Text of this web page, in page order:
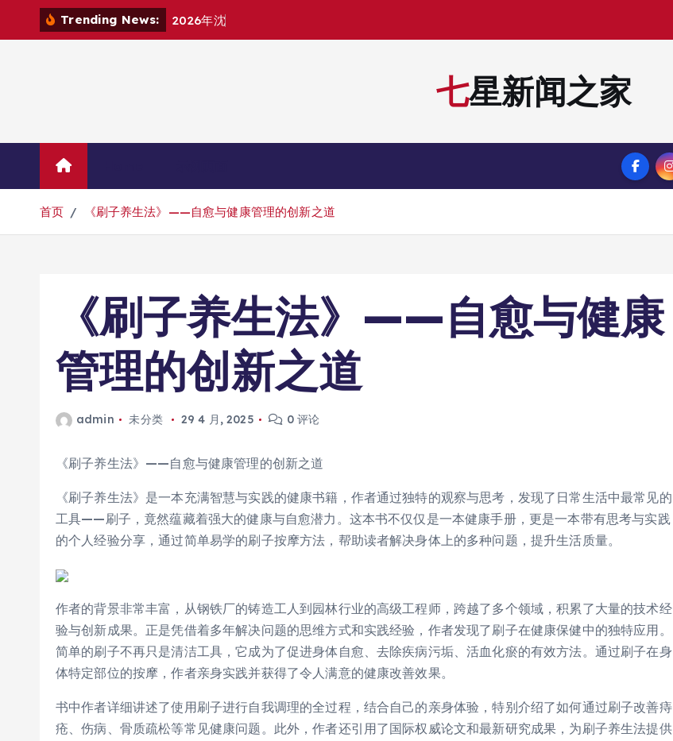
Trending News: 2026年沈阳
七星新闻之家
首页 《刷子养生法》——自愈与健康管理的创新之道
《刷子养生法》——自愈与健康
管理的创新之道
admin 未分类 29 4 月, 2025 0 评论
《刷子养生法》——自愈与健康管理的创新之道
《刷子养生法》是一本充满智慧与实践的健康书籍，作者通过独特的观察与思考，发现了日常生活中最常见的
工具——刷子，竟然蕴藏着强大的健康与自愈潜力。这本书不仅仅是一本健康手册，更是一本带有思考与实践
的个人经验分享，通过简单易学的刷子按摩方法，帮助读者解决身体上的多种问题，提升生活质量。
作者的背景非常丰富，从钢铁厂的铸造工人到园林行业的高级工程师，跨越了多个领域，积累了大量的技术经
验与创新成果。正是凭借着多年解决问题的思维方式和实践经验，作者发现了刷子在健康保健中的独特应用。
简单的刷子不再只是清洁工具，它成为了促进身体自愈、去除疾病污垢、活血化瘀的有效方法。通过刷子在身
体特定部位的按摩，作者亲身实践并获得了令人满意的健康改善效果。
书中作者详细讲述了使用刷子进行自我调理的全过程，结合自己的亲身体验，特别介绍了如何通过刷子改善痔
疮、伤病、骨质疏松等常见健康问题。此外，作者还引用了国际权威论文和最新研究成果，为刷子养生法提供